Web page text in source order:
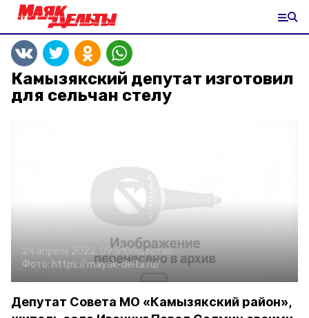
Камызякский депутат изготовил
для сельчан стелу
24 апреля 2022, 09:51Общество
Фото: https://mayak-delta.ru/
Депутат Совета МО «Камызякский район»,